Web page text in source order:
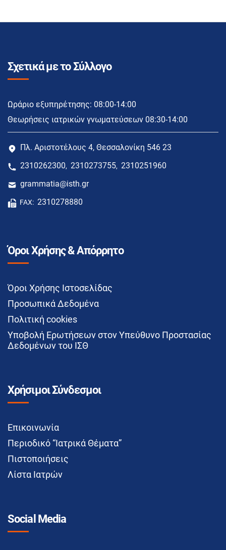
Σχετικά με το Σύλλογο
Ωράριο εξυπηρέτησης: 08:00-14:00
Θεωρήσεις ιατρικών γνωματεύσεων 08:30-14:00
Πλ. Αριστοτέλους 4, Θεσσαλονίκη 546 23
2310262300, 2310273755, 2310251960
grammatia@isth.gr
FAX: 2310278880
Όροι Χρήσης & Απόρρητο
Όροι Χρήσης Ιστοσελίδας
Προσωπικά Δεδομένα
Πολιτική cookies
Υποβολή Ερωτήσεων στον Υπεύθυνο Προστασίας
Δεδομένων του ΙΣΘ
Χρήσιμοι Σύνδεσμοι
Επικοινωνία
Περιοδικό “Ιατρικά Θέματα”
Πιστοποιήσεις
Λίστα Ιατρών
Social Media